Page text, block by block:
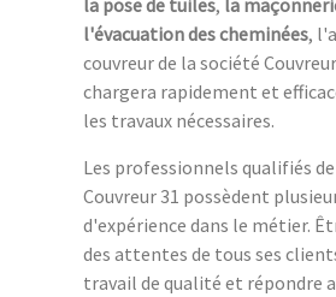
l'évacuation des cheminées,
couvreur de la société
chargera rapidement et
les travaux nécessaires.
Les professionnels qualifiés
Couvreur 31 possèdent
d'expérience dans le métier.
des attentes de tous ses
travail de qualité et répondre